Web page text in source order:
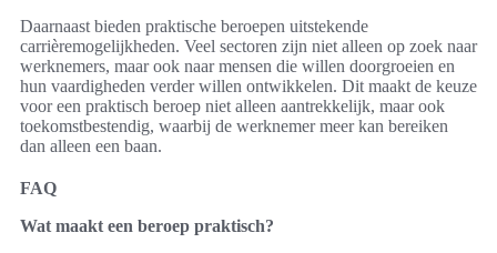
Daarnaast bieden praktische beroepen uitstekende
carrièremogelijkheden. Veel sectoren zijn niet alleen op zoek naar
werknemers, maar ook naar mensen die willen doorgroeien en
hun vaardigheden verder willen ontwikkelen. Dit maakt de keuze
voor een praktisch beroep niet alleen aantrekkelijk, maar ook
toekomstbestendig, waarbij de werknemer meer kan bereiken
dan alleen een baan.
FAQ
Wat maakt een beroep praktisch?